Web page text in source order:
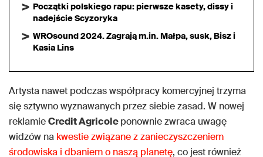
Początki polskiego rapu: pierwsze kasety, dissy i
nadejście Scyzoryka
WROsound 2024. Zagrają m.in. Małpa, susk, Bisz i
Kasia Lins
Artysta nawet podczas współpracy komercyjnej trzyma
się sztywno wyznawanych przez siebie zasad. W nowej
reklamieCredit Agricoleponownie zwraca uwagę
widzów na kwestie związane z zanieczyszczeniem
środowiska i dbaniem o naszą planetę, co jest również